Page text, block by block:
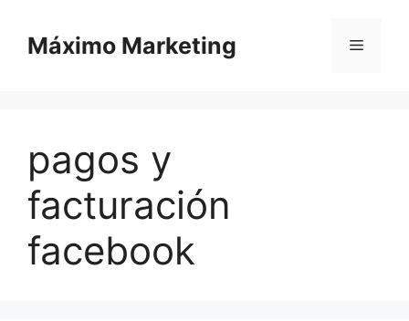
contenido
Máximo Marketing Menú
pagos y
facturación
facebook